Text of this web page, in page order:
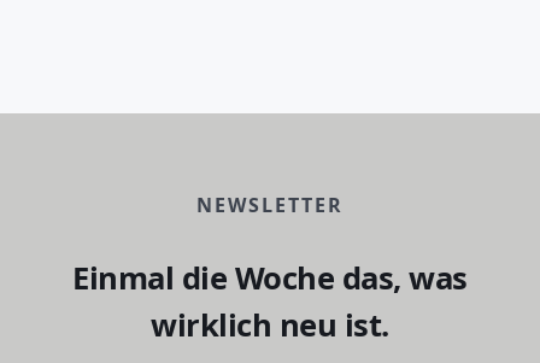
NEWSLETTER
Einmal die Woche das, was
wirklich neu ist.